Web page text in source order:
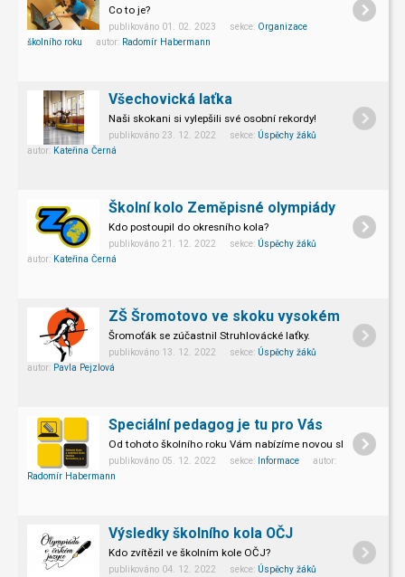
Co to je?
publikováno 01. 02. 2023 sekce: Organizace
školního roku autor: Radomír Habermann
Všechovická laťka
Naši skokani si vylepšili své osobní rekordy!
publikováno 23. 12. 2022 sekce: Úspěchy žáků
autor: Kateřina Černá
Školní kolo Zeměpisné olympiády
Kdo postoupil do okresního kola?
publikováno 21. 12. 2022 sekce: Úspěchy žáků
autor: Kateřina Černá
ZŠ Šromotovo ve skoku vysokém
Šromoťák se zúčastnil Struhlovácké laťky.
publikováno 13. 12. 2022 sekce: Úspěchy žáků
autor: Pavla Pejzlová
Speciální pedagog je tu pro Vás
Od tohoto školního roku Vám nabízíme novou službu.
publikováno 05. 12. 2022 sekce: Informace autor:
Radomír Habermann
Výsledky školního kola OČJ
Kdo zvítězil ve školním kole OČJ?
publikováno 04. 12. 2022 sekce: Úspěchy žáků